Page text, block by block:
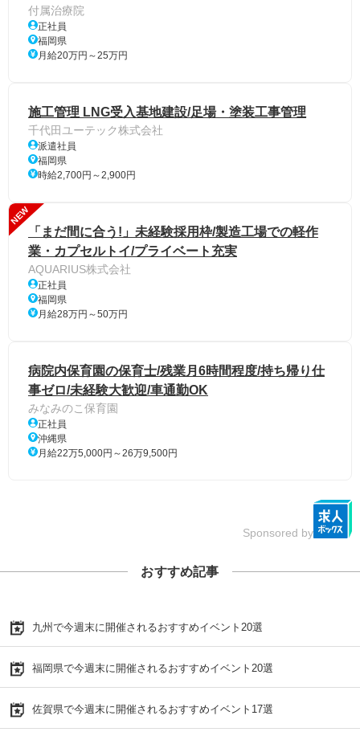
付属治療院
正社員
福岡県
月給20万円～25万円
施工管理 LNG受入基地建設/足場・塗装工事管理
千代田ユーテック株式会社
派遣社員
福岡県
時給2,700円～2,900円
NEW
「まだ間に合う!」未経験採用枠/製造工場での軽作
業・カプセルトイ/プライベート充実
AQUARIUS株式会社
正社員
福岡県
月給28万円～50万円
病院内保育園の保育士/残業月6時間程度/持ち帰り仕
事ゼロ/未経験大歓迎/車通勤OK
みなみのこ保育園
正社員
沖縄県
月給22万5,000円～26万9,500円
Sponsored by
おすすめ記事
九州で今週末に開催されるおすすめイベント20選
福岡県で今週末に開催されるおすすめイベント20選
佐賀県で今週末に開催されるおすすめイベント17選